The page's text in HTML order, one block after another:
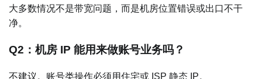
大多数情况不是带宽问题，而是机房位置错误或出口不干
净。
Q2：机房 IP 能用来做账号业务吗？
不建议。账号类操作必须用住宅或 ISP 静态 IP。